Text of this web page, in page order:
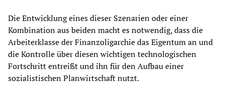
Die Entwicklung eines dieser Szenarien oder einer
Kombination aus beiden macht es notwendig, dass die
Arbeiterklasse der Finanzoligarchie das Eigentum an und
die Kontrolle über diesen wichtigen technologischen
Fortschritt entreißt und ihn für den Aufbau einer
sozialistischen Planwirtschaft nutzt.